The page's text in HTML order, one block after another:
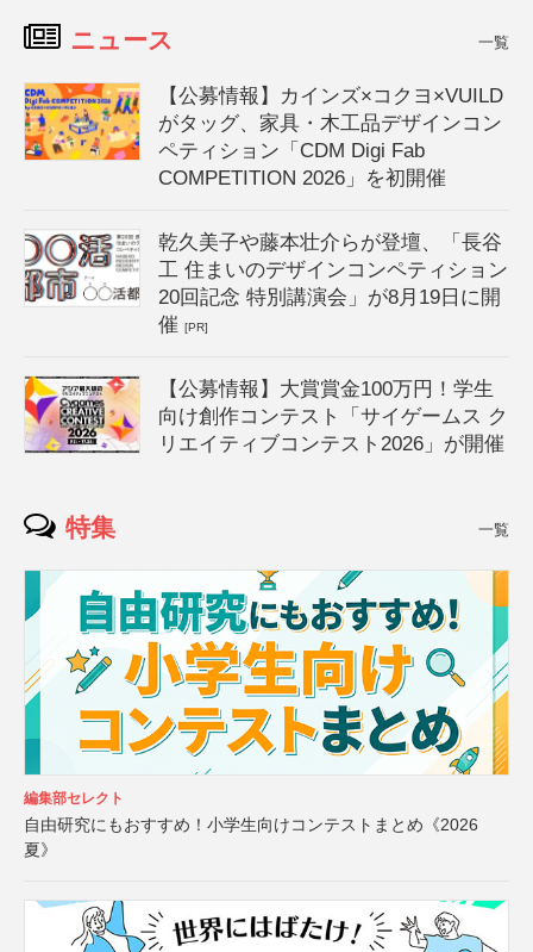
ニュース 一覧
【公募情報】カインズ×コクヨ×VUILD
がタッグ、家具・木工品デザインコン
ペティション「CDM Digi Fab
COMPETITION 2026」を初開催
乾久美子や藤本壮介らが登壇、「長谷
工 住まいのデザインコンペティション
20回記念 特別講演会」が8月19日に開
催[PR]
【公募情報】大賞賞金100万円！学生
向け創作コンテスト「サイゲームス ク
リエイティブコンテスト2026」が開催
特集 一覧
編集部セレクト
自由研究にもおすすめ！小学生向けコンテストまとめ《2026
夏》